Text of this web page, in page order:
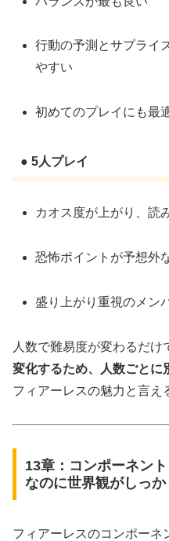
行動の予測とサプライ
やすい
初めてのプレイにも最
● 5人プレイ
カオス度が上がり、読
恐怖ポイントが予想外
盛り上がり重視のメン
人数で難易度が変わるだけ
変化するため、人数ごとに
フィアーレスの魅力と言え
13章：コンポーネン
なのに世界観がしっ
フィアーレスのコンポーネ